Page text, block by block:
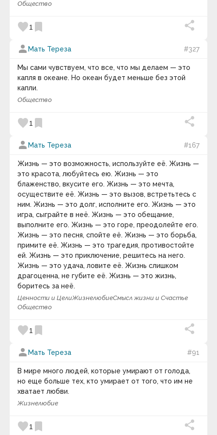
Алексей Николаевич Толстой
Алексис Токвиль
Ален Маккензи
Алико Данготе
Аль-Бируни
Альбер Камю
Альберт Швейцер
Альберт Эйнштейн
Альфонс де Ламартин
Альфред Адлер
Альфред Норт Уайтхед
Амели Нотомб
Амин Рейхани
Аминов Илья Исакович
Анаксагор
Анатолий Васильевич Луначарский
Анатоль Франс
Андре Конт-Спонвиль
Андре Моруа
Андрей Кнышев
Андрей Курпатов
Андрей Лаврухин
Андрей Линде
Анна Соколова
Анри Барбюс
Анри-Фредерик Амьель
Антисфен
Антон Кемпинский
Антон Макаренко
Антон Павлович Чехов
Антон Харевич
Аристипп
Аристотель
Аркадий и Борис Стругацкие
Аркадий Рэм
Арманд Хаммер
Арнольд Глазго
Артур Кестлер
Общество
favorite1 bookmark
person Мать Тереза #327
Мы сами чувствуем, что все, что мы делаем — это
капля в океане. Но океан будет меньше без этой
капли.
Общество
favorite1 bookmark
person Мать Тереза #167
Жизнь — это возможность, используйте её. Жизнь —
это красота, любуйтесь ею. Жизнь — это
блаженство, вкусите его. Жизнь — это мечта,
осуществите её. Жизнь — это вызов, встретьтесь с
ним. Жизнь — это долг, исполните его. Жизнь — это
игра, сыграйте в неё. Жизнь — это обещание,
выполните его. Жизнь — это горе, преодолейте его.
Жизнь — это песня, спойте её. Жизнь — это борьба,
примите её. Жизнь — это трагедия, противостойте
ей. Жизнь — это приключение, решитесь на него.
Жизнь — это удача, ловите её. Жизнь слишком
драгоценна, не губите её. Жизнь — это жизнь,
боритесь за неё.
Ценности и ЦелиЖизнелюбиеСмысл жизни и Счастье
Общество
favorite1 bookmark
person Мать Тереза #91
В мире много людей, которые умирают от голода,
но еще больше тех, кто умирает от того, что им не
хватает любви.
Жизнелюбие
favorite1 bookmark
определённого биологического вида или таксона.
Вымирание может иметь естественные или
случаях вымирания биологических видов за
массовом вымирании. Шаблон:Массовые
вымирания. Категория: Массовые вымирания
видов
Часовая Версия).
keyboard_arrow_down
Те, кто с детства стремится к мечте, часто
реализуют свои жизненные планы.
keyboard_arrow_down